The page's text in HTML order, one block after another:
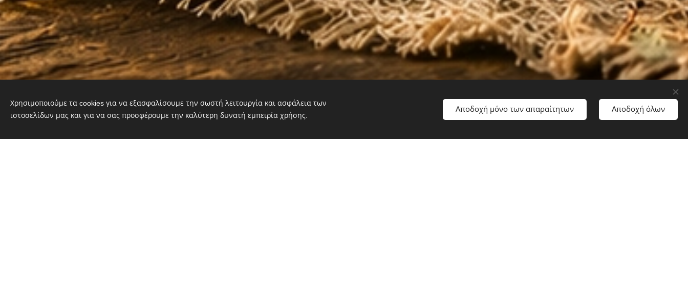
Χρησιμοποιούμε τα cookies για να εξασφαλίσουμε την σωστή λειτουργία και ασφάλεια των
ιστοσελίδων μας και για να σας προσφέρουμε την καλύτερη δυνατή εμπειρία χρήσης.
Αποδοχή μόνο των απαραίτητων Αποδοχή όλων